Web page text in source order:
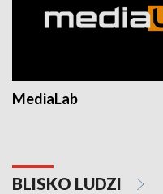
MediaLab
BLISKO LUDZI